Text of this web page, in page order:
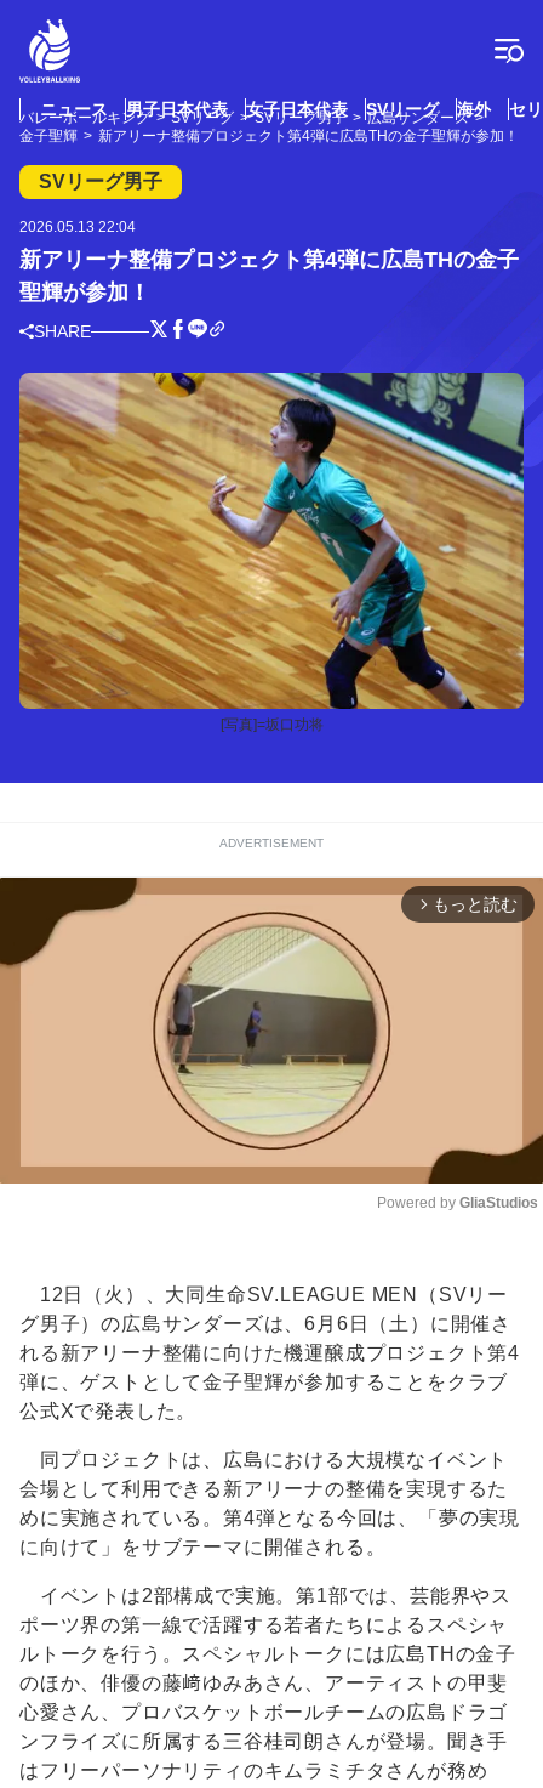
ニュース 男子日本代表 女子日本代表 SVリーグ 海外 セ
バレーボールキング SVリーグ SVリーグ男子
広島サンダーズ
金子聖輝
新アリーナ整備プロジェクト第4弾に広島THの金子聖輝が参加！
SVリーグ男子
2026.05.13 22:04
新アリーナ整備プロジェクト第4弾に広島THの金子
聖輝が参加！
SHARE
[写真]=坂口功将
ADVERTISEMENT
arrow_forward_ios もっと読む
Powered by GliaStudios
12日（火）、大同生命SV.LEAGUE MEN（SVリー
グ男子）の広島サンダーズは、6月6日（土）に開催さ
れる新アリーナ整備に向けた機運醸成プロジェクト第4
弾に、ゲストとして金子聖輝が参加することをクラブ
公式Xで発表した。
同プロジェクトは、広島における大規模なイベント
会場として利用できる新アリーナの整備を実現するた
めに実施されている。第4弾となる今回は、「夢の実現
に向けて」をサブテーマに開催される。
イベントは2部構成で実施。第1部では、芸能界やス
ポーツ界の第一線で活躍する若者たちによるスペシャ
ルトークを行う。スペシャルトークには広島THの金子
のほか、俳優の藤﨑ゆみあさん、アーティストの甲斐
心愛さん、プロバスケットボールチームの広島ドラゴ
ンフライズに所属する三谷桂司朗さんが登場。聞き手
はフリーパーソナリティのキムラミチタさんが務め